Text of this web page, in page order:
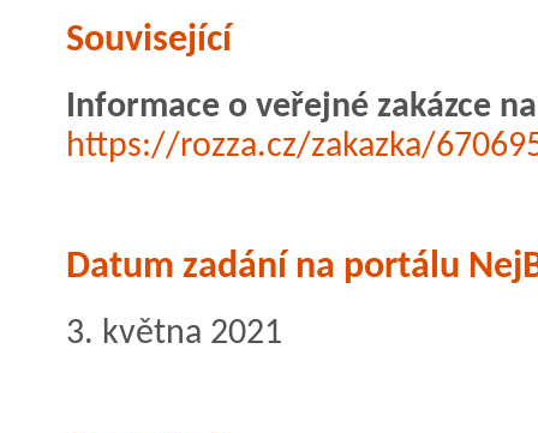
Související
Informace o veřejné zakázce
https://rozza.cz/zakazka/
Datum zadání na portálu
3. května 2021